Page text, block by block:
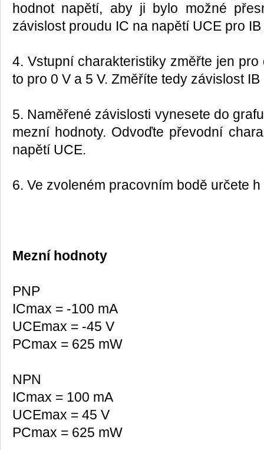
hodnot napětí, aby ji bylo možné
závislost proudu IC na napětí UCE pro
4. Vstupní charakteristiky změřte jen
to pro 0 V a 5 V. Změříte tedy závislost
5. Naměřené závislosti vynesete do
mezní hodnoty. Odvoďte převodní
napětí UCE.
6. Ve zvoleném pracovním bodě určete h
Mezní hodnoty
PNP
ICmax = -100 mA
UCEmax = -45 V
PCmax = 625 mW
NPN
ICmax = 100 mA
UCEmax = 45 V
PCmax = 625 mW